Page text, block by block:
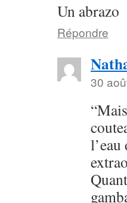
Un abrazo
Répondre
30
l’eau